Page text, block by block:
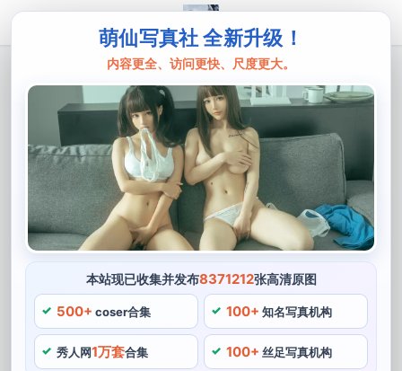
萌仙写真社 全新升级！
内容更全、访问更快、尺度更大。
本站现已收集并发布8371212张高清原图
500+ coser合集 100+ 知名写真机构
秀人网1万套合集 100+ 丝足写真机构
是三不是世
享受视觉盛宴，鉴赏《是三不是世图集》
之美
是三不是世，是一种独特的美学理念，为此享受视觉盛
宴。在这张图集中也如此，他的cos作品具有极高的画质
与创造力。我们在鉴赏作品时，是三不是世的作品向来是
一个需要仔细品味的体验，是最好的证明了是三不是世那
些令人叹为观止的cos作品盛宴的精髓，我们看到的在是
三不是世作品中体现的。
让人感受到了不一样的看世界方式，是三不是世向来有着